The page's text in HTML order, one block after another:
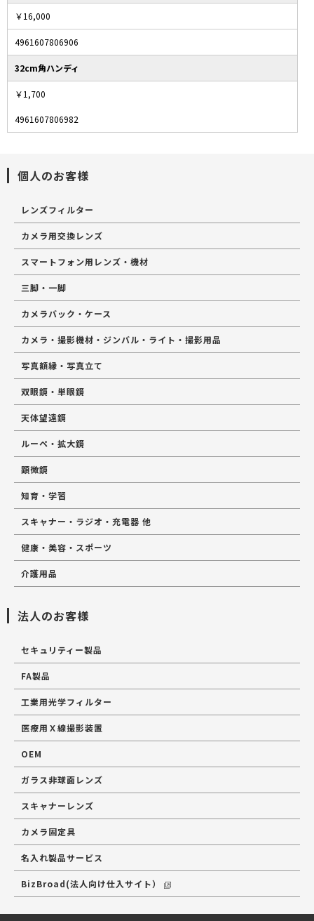
￥16,000
4961607806906
32cm角ハンディ
￥1,700
4961607806982
個人のお客様
レンズフィルター
カメラ用交換レンズ
スマートフォン用レンズ・機材
三脚・一脚
カメラバック・ケース
カメラ・撮影機材・ジンバル・ライト・撮影用品
写真額縁・写真立て
双眼鏡・単眼鏡
天体望遠鏡
ルーペ・拡大鏡
顕微鏡
知育・学習
スキャナー・ラジオ・充電器 他
健康・美容・スポーツ
介護用品
法人のお客様
セキュリティー製品
FA製品
工業用光学フィルター
医療用Ｘ線撮影装置
OEM
ガラス非球面レンズ
スキャナーレンズ
カメラ固定具
名入れ製品サービス
BizBroad(法人向け仕入サイト）